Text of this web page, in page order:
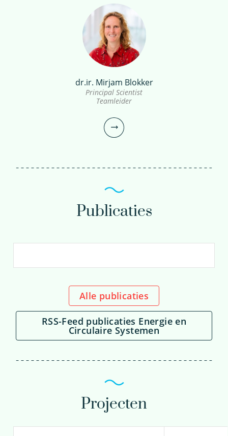
ing. Daniëlle van der
030-6069675
bekijk profiel
dr. Paul van der Wielen
bekijk profiel
dr.ir. Mirjam Blokker
Principal Scientist
Teamleider
Principal Scientist
030-6069533
Publicaties
Alle publicaties
RSS-Feed publicaties Energie en
Circulaire Systemen
Projecten